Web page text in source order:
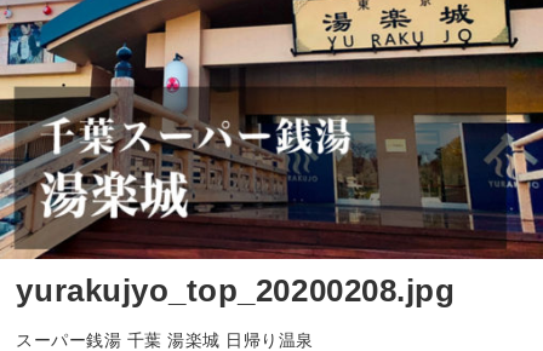
yurakujyo_top_20200208.jpg
スーパー銭湯 千葉 湯楽城 日帰り温泉